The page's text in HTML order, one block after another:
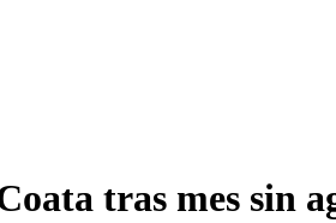
tras mes sin